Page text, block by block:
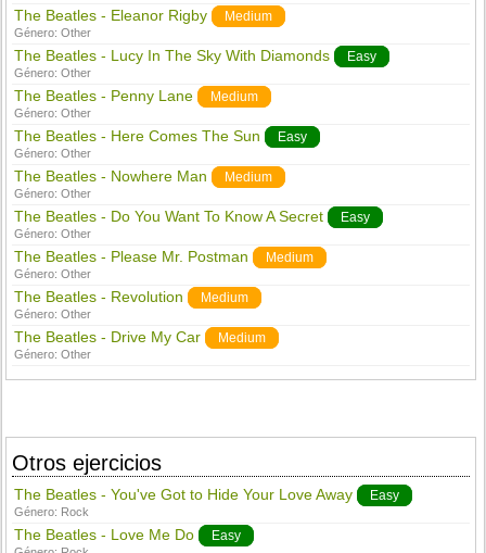
The Beatles - Eleanor Rigby Medium
Género:Other
The Beatles - Lucy In The Sky With Diamonds Easy
Género:Other
The Beatles - Penny Lane Medium
Género:Other
The Beatles - Here Comes The Sun Easy
Género:Other
The Beatles - Nowhere Man Medium
Género:Other
The Beatles - Do You Want To Know A Secret Easy
Género:Other
The Beatles - Please Mr. Postman Medium
Género:Other
The Beatles - Revolution Medium
Género:Other
The Beatles - Drive My Car Medium
Género:Other
Otros ejercicios
The Beatles - You've Got to Hide Your Love Away Easy
Género: Rock
The Beatles - Love Me Do Easy